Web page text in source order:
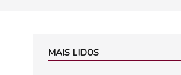
MAIS LIDOS